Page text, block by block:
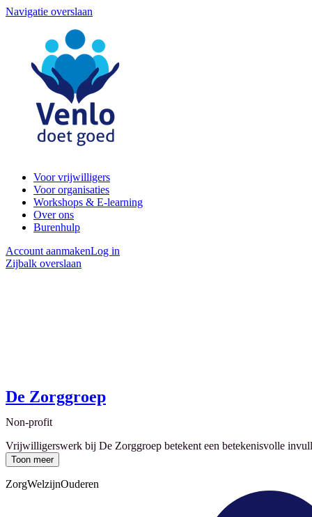
Navigatie overslaan
Voor vrijwilligers
Voor organisaties
Workshops & E-learning
Over ons
Burenhulp
Account aanmakenLog in
Zijbalk overslaan
De Zorggroep
Non-profit
Vrijwilligerswerk bij De Zorggroep betekent een betekenisvolle
Toon meer
ZorgWelzijnOuderen